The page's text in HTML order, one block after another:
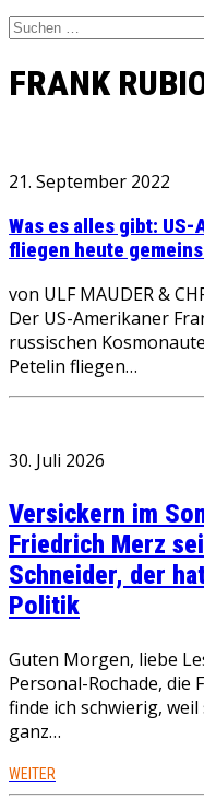
Suchen
nach:
FRANK
21. September 2022
Was es alles gibt:
fliegen heute
von ULF MAUDER &
Der US-Amerikaner
russischen
Petelin fliegen…
30. Juli 2026
Versickern im
Friedrich Merz
Schneider, der
Politik
Guten Morgen, liebe
Personal-Rochade, die
finde ich schwierig,
ganz…
WEITER